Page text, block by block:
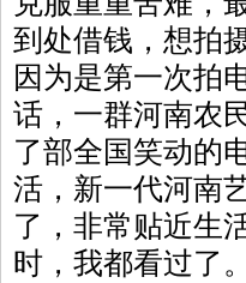
到处借钱，想拍
因为是第一次拍
话，一群河南农
了部全国笑动的
活，新一代河南
了，非常贴近生
时，我都看过了